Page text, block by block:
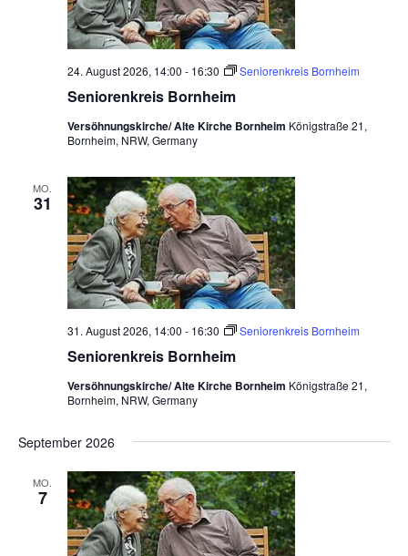
Seniorenkreis Bornheim
24. August 2026, 14:00 - 16:30 Seniorenkreis Bornheim
Versöhnungskirche/ Alte Kirche Bornheim Königstraße 21,
Bornheim, NRW, Germany
MO.
31
Seniorenkreis Bornheim
31. August 2026, 14:00 - 16:30 Seniorenkreis Bornheim
Versöhnungskirche/ Alte Kirche Bornheim Königstraße 21,
Bornheim, NRW, Germany
September 2026
MO.
7